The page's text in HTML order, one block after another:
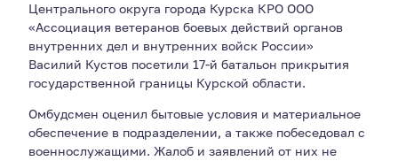
Центрального округа города Курска КРО ООО
«Ассоциация ветеранов боевых действий органов
внутренних дел и внутренних войск России»
Василий Кустов посетили 17-й батальон прикрытия
государственной границы Курской области.
Омбудсмен оценил бытовые условия и материальное
обеспечение в подразделении, а также побеседовал с
военнослужащими. Жалоб и заявлений от них не